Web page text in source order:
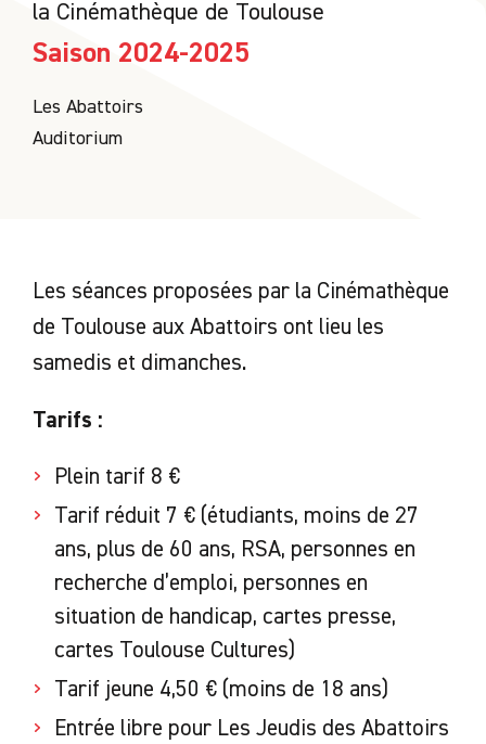
la Cinémathèque de Toulouse
Saison 2024-2025
Les Abattoirs
Auditorium
Les séances proposées par la Cinémathèque
de Toulouse aux Abattoirs ont lieu les
samedis et dimanches.
Tarifs :
Plein tarif 8 €
Tarif réduit 7 € (étudiants, moins de 27
ans, plus de 60 ans, RSA, personnes en
recherche d’emploi, personnes en
situation de handicap, cartes presse,
cartes Toulouse Cultures)
Tarif jeune 4,50 € (moins de 18 ans)
Entrée libre pour Les Jeudis des Abattoirs